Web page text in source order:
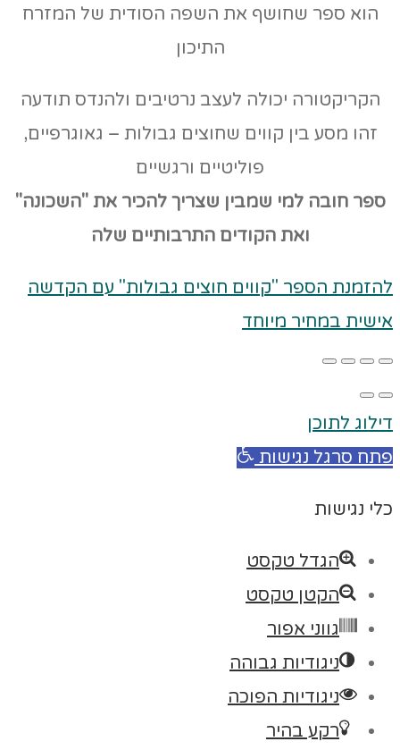
הוא ספר שחושף את השפה הסודית של המזרח
התיכון
הקריקטורה יכולה לעצב נרטיבים ולהנדס תודעה
זהו מסע בין קווים שחוצים גבולות – גאוגרפיים,
פוליטיים ורגשיים
ספר חובה למי שמבין שצריך להכיר את "השכונה"
ואת הקודים התרבותיים שלה
להזמנת הספר "קווים חוצים גבולות" עם הקדשה
אישית במחיר מיוחד
דילוג לתוכן
פתח סרגל נגישות
כלי נגישות
הגדל טקסט
הקטן טקסט
גווני אפור
ניגודיות גבוהה
ניגודיות הפוכה
רקע בהיר